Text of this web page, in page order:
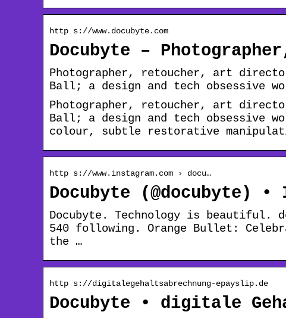
http s://www.docubyte.com
Docubyte –
Photographer, retoucher, art
Ball; a design and tech obsessive
Photographer, retoucher, art
Ball; a design and tech obsessive
colour, subtle restorative
http s://www.instagram.com › docu…
Docubyte (@docubyte)
Docubyte. Technology is beautiful.
540 following. Orange Bullet:
the …
http s://digitalegehaltsabrechnung-epayslip.de
Docubyte • digitale